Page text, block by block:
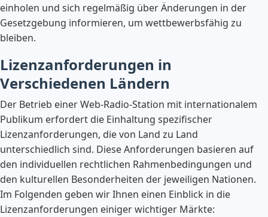
einholen und sich regelmäßig über Änderungen in der
Gesetzgebung informieren, um wettbewerbsfähig zu
bleiben.
Lizenzanforderungen in
Verschiedenen Ländern
Der Betrieb einer Web-Radio-Station mit internationalem
Publikum erfordert die Einhaltung spezifischer
Lizenzanforderungen, die von Land zu Land
unterschiedlich sind. Diese Anforderungen basieren auf
den individuellen rechtlichen Rahmenbedingungen und
den kulturellen Besonderheiten der jeweiligen Nationen.
Im Folgenden geben wir Ihnen einen Einblick in die
Lizenzanforderungen einiger wichtiger Märkte: